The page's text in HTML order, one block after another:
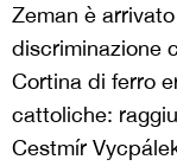
Zeman è
discriminazione
Cortina di ferro
cattoliche:
Cestmír